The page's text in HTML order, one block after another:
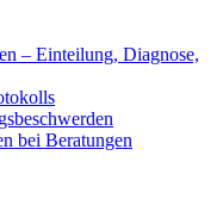
– Einteilung, Diagnose,
bei Beratungen